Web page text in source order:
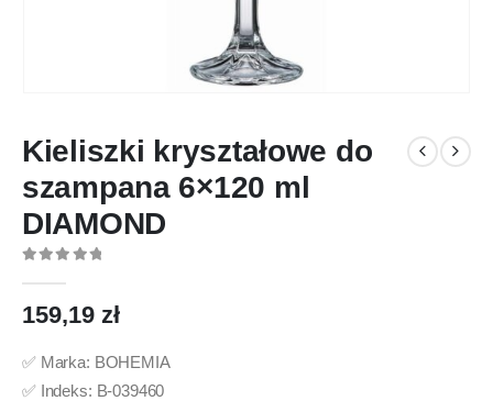
Kieliszki kryształowe do
szampana 6×120 ml
DIAMOND
159,19 zł
✅ Marka: BOHEMIA
✅ Indeks: B-039460